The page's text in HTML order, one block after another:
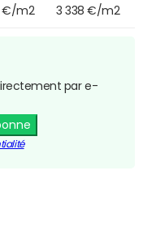
€/m2 3 338 €/m2
par e-